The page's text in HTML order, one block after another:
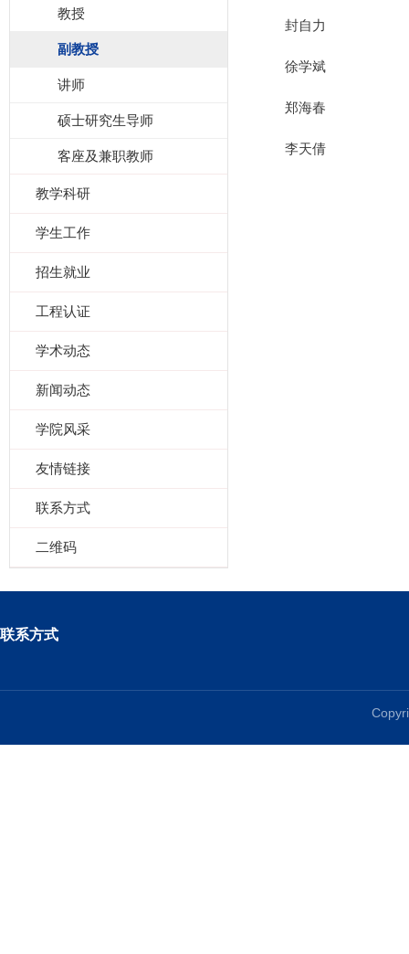
教授
副教授
讲师
硕士研究生导师
客座及兼职教师
教学科研
学生工作
招生就业
工程认证
学术动态
新闻动态
学院风采
友情链接
联系方式
二维码
封自力
徐学斌
郑海春
李天倩
联系方式